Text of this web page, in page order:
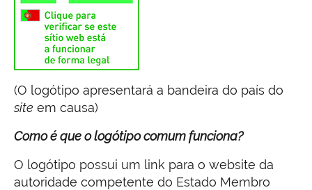
(O logótipo apresentará a bandeira do país do
site em causa)
Como é que o logótipo comum funciona?
O logótipo possui um link para o website da
autoridade competente do Estado Membro